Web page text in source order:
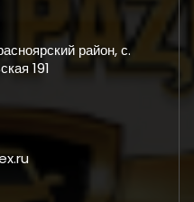
район, с.
191